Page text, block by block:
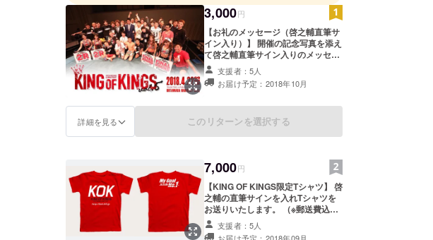
3,000円
【お礼のメッセージ（啓之輔直筆サ
イン入り）】 開催の記念写真を添え
て啓之輔直筆サイン入りのメッセー
ジカードを お届けします！ （※郵送
費込み）
支援者：5人
お届け予定：2018年10月
詳細を見る このリターンを選択する
7,000円
【KING OF KINGS限定Tシャツ】 啓
之輔の直筆サインを入れTシャツを
お送りいたします。 （※郵送費込
み） 素材：綿100% サイズ：S・
M・L・XL 色：レッド S 66cm
支援者：5人